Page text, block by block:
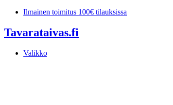
Mene
Ilmainen toimitus 100€ tilauksissa
Tavarataivas.fi
Valikko